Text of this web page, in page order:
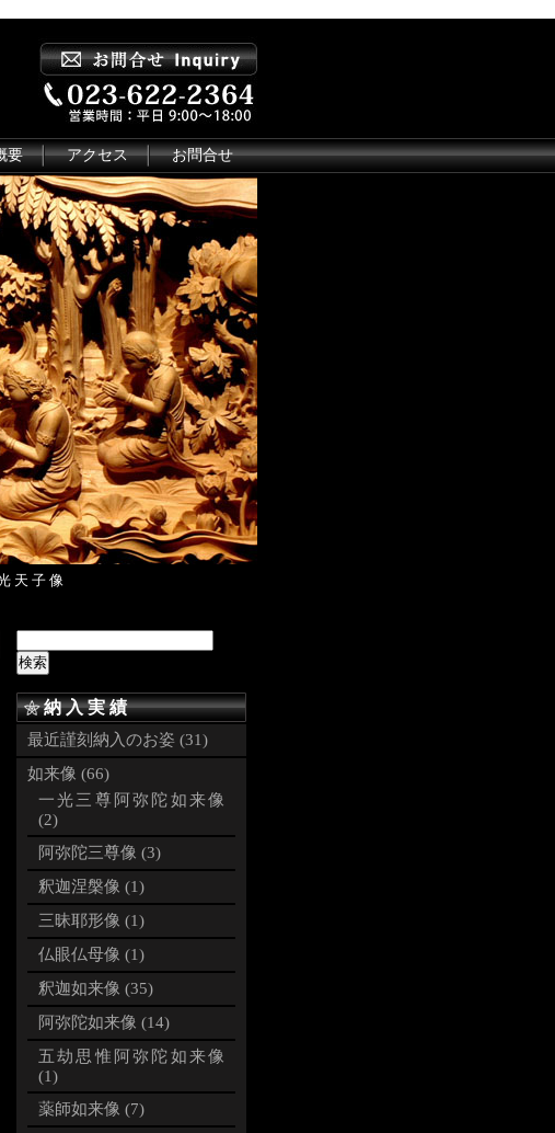
要 アクセス お問合せ
天子像
納 入 実 績
最近謹刻納入のお姿 (31)
如来像 (66)
一光三尊阿弥陀如来像
(2)
阿弥陀三尊像 (3)
釈迦涅槃像 (1)
三昧耶形像 (1)
仏眼仏母像 (1)
釈迦如来像 (35)
阿弥陀如来像 (14)
五劫思惟阿弥陀如来像
(1)
薬師如来像 (7)